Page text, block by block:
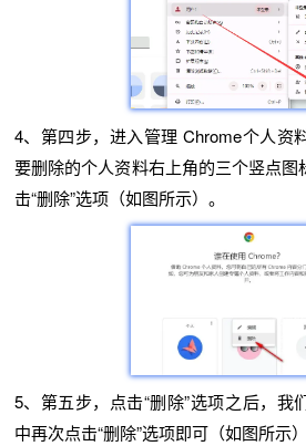
4、第四步，进入管理 Chrome个人资
要删除的个人资料右上角的三个竖点图
击“删除”选项（如图所示）。
5、第五步，点击“删除”选项之后，我
中再次点击“删除”选项即可（如图所示）